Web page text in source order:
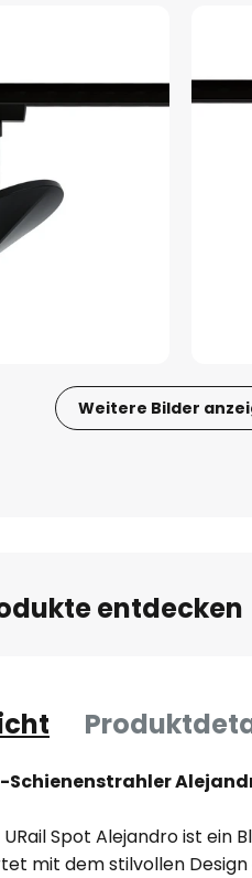
Weitere Bilder
entdecken
Schienenstrahler
URail Spot Alejandro ist ein
mit dem stilvollen